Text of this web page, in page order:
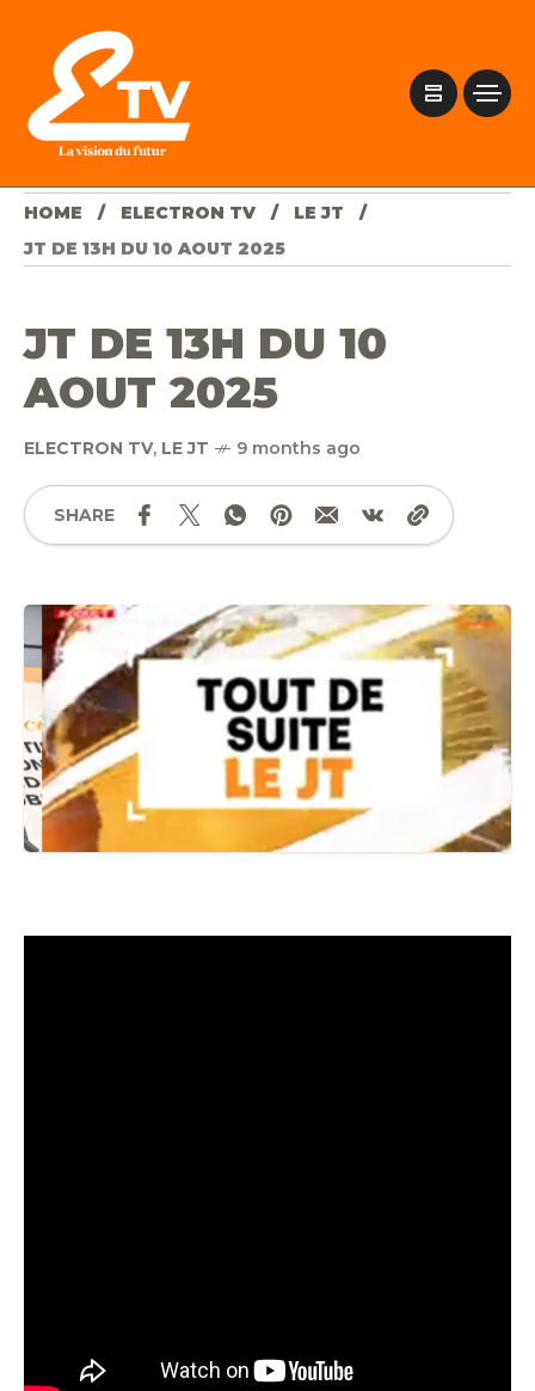
HOME ELECTRON TV
LE JT
JT DE 13H DU 10 AOUT 2025
JT DE 13H DU 10
AOUT 2025
ELECTRON TV, LE JT 9 months ago
SHARE